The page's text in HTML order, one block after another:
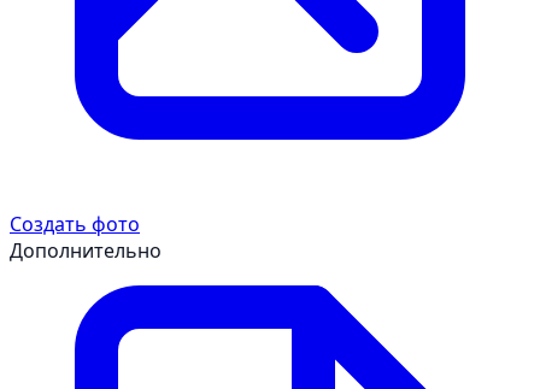
Создать фото
Дополнительно